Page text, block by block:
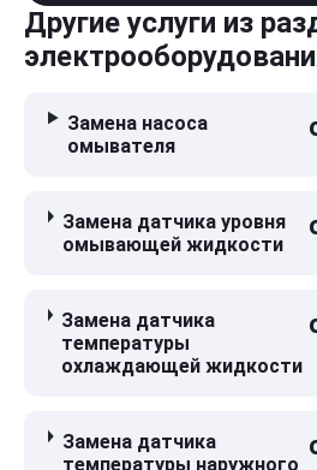
Другие услуги из
Замена насоса
омывателя
Замена датчика уровня
омывающей жидкости
Замена датчика
температуры
охлаждающей жидкости
Замена датчика
температуры наружного